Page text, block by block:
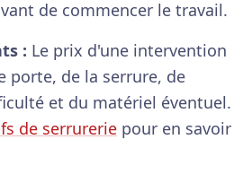
de commencer le travail.
: Le prix d'une intervention
porte, de la serrure, de
et du matériel éventuel.
de serrurerie pour en savoir